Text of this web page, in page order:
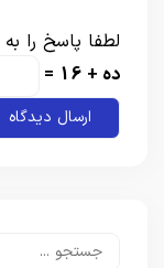
لطفا پاسخ را
ده + 16 =